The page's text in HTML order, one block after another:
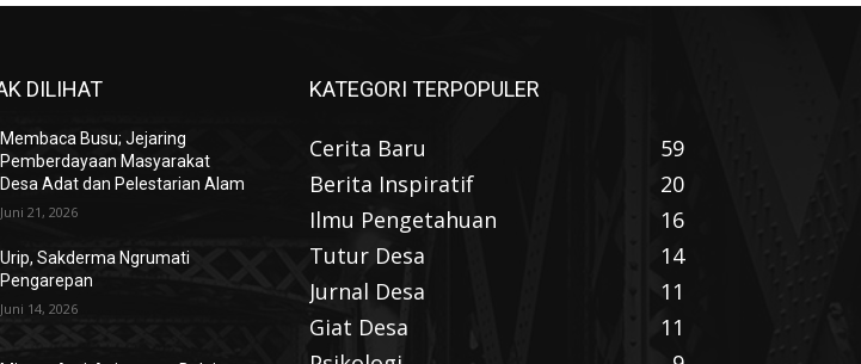
DILIHAT
Membaca Busu; Jejaring
Pemberdayaan Masyarakat
Desa Adat dan Pelestarian Alam
Juni 21, 2026
Urip, Sakderma Ngrumati
Pengarepan
Juni 14, 2026
KATEGORI TERPOPULER
Cerita Baru
59
Berita Inspiratif
20
Ilmu Pengetahuan
16
Tutur Desa
14
Jurnal Desa
11
Giat Desa
11